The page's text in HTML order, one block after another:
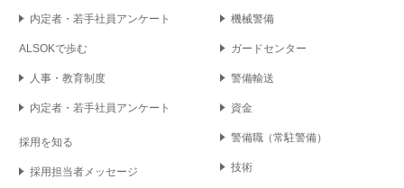
内定者・若手社員アンケート
ALSOKで歩む
人事・教育制度
内定者・若手社員アンケート
機械警備
ガードセンター
警備輸送
資金
警備職（常駐警備）
技術
採用を知る
採用担当者メッセージ